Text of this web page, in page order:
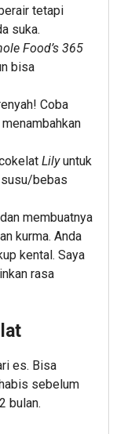
tetapi
suka.
Food’s 365
bisa
Coba
Lilyuntuk
bebas
membuatnya
kurma. Anda
kental. Saya
rasa
es. Bisa
sebelum
bulan.